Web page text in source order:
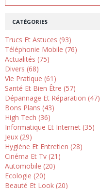
CATÉGORIES
Trucs Et Astuces (93)
Téléphonie Mobile (76)
Actualités (75)
Divers (68)
Vie Pratique (61)
Santé Et Bien Être (57)
Dépannage Et Réparation (47)
Bons Plans (43)
High Tech (36)
Informatique Et Internet (35)
Jeux (29)
Hygiène Et Entretien (28)
Cinéma Et Tv (21)
Automobile (20)
Ecologie (20)
Beauté Et Look (20)